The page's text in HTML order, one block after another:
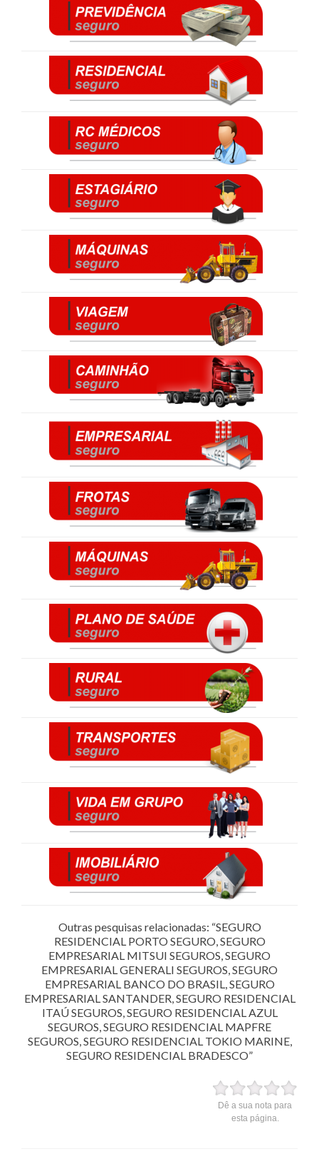
Outras pesquisas relacionadas: “SEGURO
RESIDENCIAL PORTO SEGURO, SEGURO
EMPRESARIAL MITSUI SEGUROS, SEGURO
EMPRESARIAL GENERALI SEGUROS, SEGURO
EMPRESARIAL BANCO DO BRASIL, SEGURO
EMPRESARIAL SANTANDER, SEGURO RESIDENCIAL
ITAÚ SEGUROS, SEGURO RESIDENCIAL AZUL
SEGUROS, SEGURO RESIDENCIAL MAPFRE
SEGUROS, SEGURO RESIDENCIAL TOKIO MARINE,
SEGURO RESIDENCIAL BRADESCO”
Dê a sua nota para
esta página.